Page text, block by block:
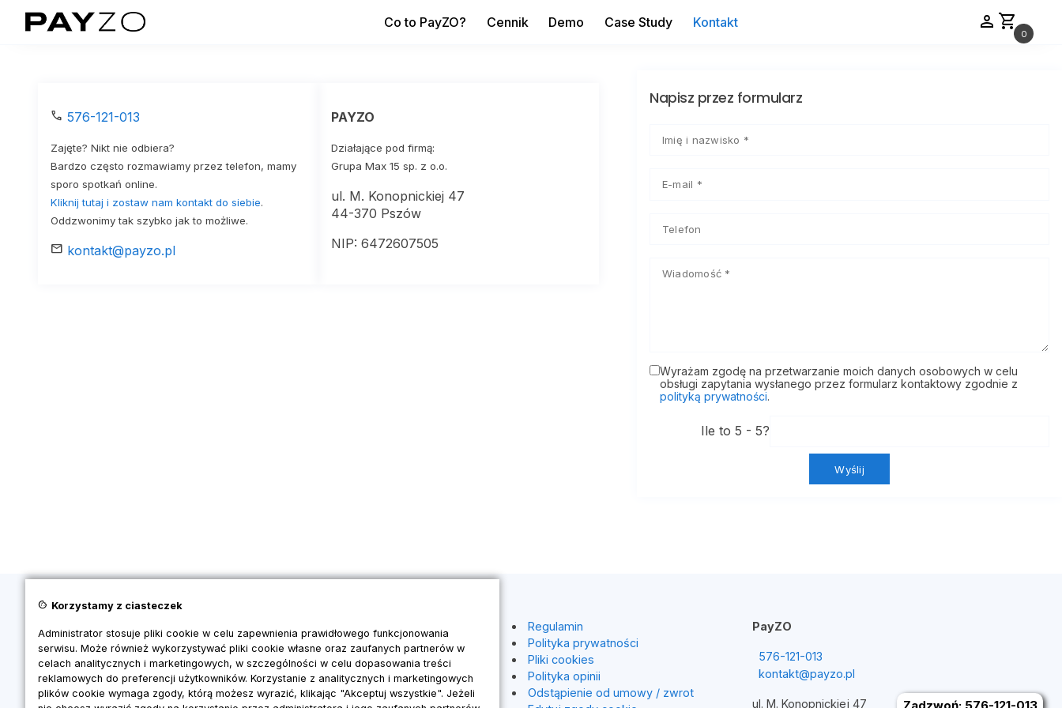
Co to PayZO? Cennik Demo Case Study Kontakt person shopping_cart 0
call 576-121-013
Zajęte? Nikt nie odbiera?
Bardzo często rozmawiamy przez telefon, mamy
sporo spotkań online.
Kliknij tutaj i zostaw nam kontakt do siebie.
Oddzwonimy tak szybko jak to możliwe.
mail kontakt@payzo.pl
PAYZO
Działające pod firmą:
Grupa Max 15 sp. z o.o.
ul. M. Konopnickiej 47
44-370 Pszów
NIP: 6472607505
Napisz przez formularz
Wyrażam zgodę na przetwarzanie moich danych osobowych w celu
obsługi zapytania wysłanego przez formularz kontaktowy zgodnie z
polityką prywatności.
Ile to 5 - 5?
Strona główna
Cennik
Demo
Case Study
Program Partnerski
Regulamin
Polityka prywatności
Pliki cookies
Polityka opinii
Odstąpienie od umowy / zwrot
PayZO
576-121-013
kontakt@payzo.pl
ul. M. Konopnickiej 47 Zadzwoń: 576-121-013
cookie Korzystamy z ciasteczek
Administrator stosuje pliki cookie w celu zapewnienia prawidłowego funkcjonowania
serwisu. Może również wykorzystywać pliki cookie własne oraz zaufanych partnerów w
celach analitycznych i marketingowych, w szczególności w celu dopasowania treści
reklamowych do preferencji użytkowników. Korzystanie z analitycznych i marketingowych
plików cookie wymaga zgody, którą możesz wyrazić, klikając "Akceptuj wszystkie". Jeżeli